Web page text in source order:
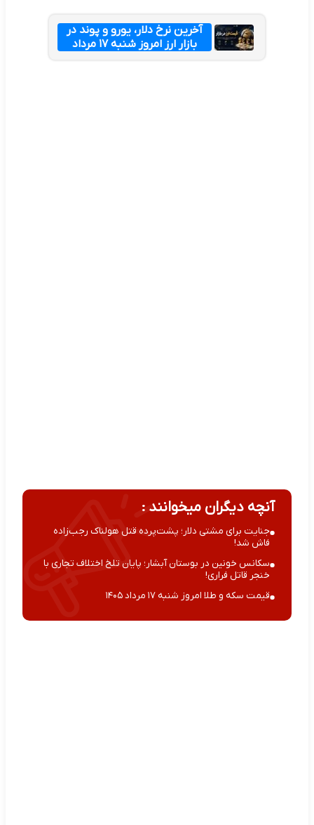
آخرین نرخ دلار، یورو و پوند در
بازار ارز امروز شنبه ۱۷ مرداد
آنچه دیگران میخوانند :
جنایت برای مشتی دلار؛ پشت‌پرده قتل هولناک رجب‌زاده
فاش شد!
سکانس خونین در بوستان آبشار؛ پایان تلخ اختلاف تجاری با
خنجر قاتل فراری!
قیمت سکه و طلا امروز شنبه ۱۷ مرداد ۱۴۰۵